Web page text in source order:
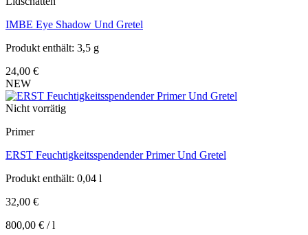
IMBE Eye Shadow Und Gretel
Produkt enthält: 3,5 g
24,00 €
NEW
Nicht vorrätig
Primer
ERST Feuchtigkeitsspendender Primer Und Gretel
Produkt enthält: 0,04 l
32,00 €
800,00 € /l